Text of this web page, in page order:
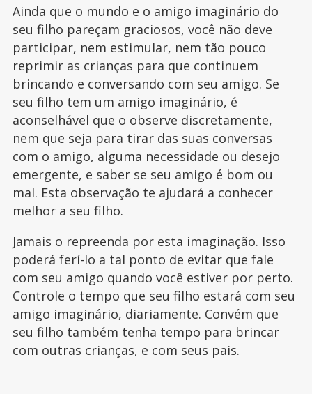
Ainda que o mundo e o amigo imaginário do
seu filho pareçam graciosos, você não deve
participar, nem estimular, nem tão pouco
reprimir as crianças para que continuem
brincando e conversando com seu amigo. Se
seu filho tem um amigo imaginário, é
aconselhável que o observe discretamente,
nem que seja para tirar das suas conversas
com o amigo, alguma necessidade ou desejo
emergente, e saber se seu amigo é bom ou
mal. Esta observação te ajudará a conhecer
melhor a seu filho.
Jamais o repreenda por esta imaginação. Isso
poderá ferí-lo a tal ponto de evitar que fale
com seu amigo quando você estiver por perto.
Controle o tempo que seu filho estará com seu
amigo imaginário, diariamente. Convém que
seu filho também tenha tempo para brincar
com outras crianças, e com seus pais.